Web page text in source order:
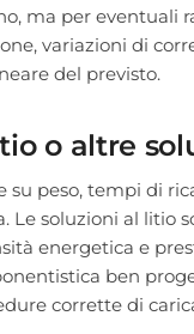
ma per eventuali
variazioni di
del previsto.
o altre
su peso, tempi di
Le soluzioni al litio
energetica e
ben
corrette di